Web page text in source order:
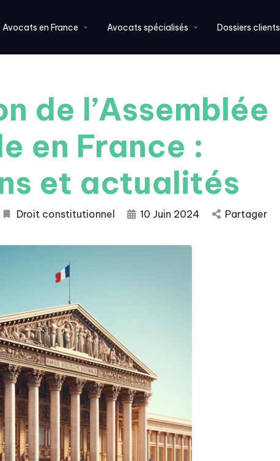
Avocats en France Avocats spécialisés Dossiers clients
de l’Assemblée
en France :
et actualités
Droit constitutionnel 10 Juin 2024 Partager